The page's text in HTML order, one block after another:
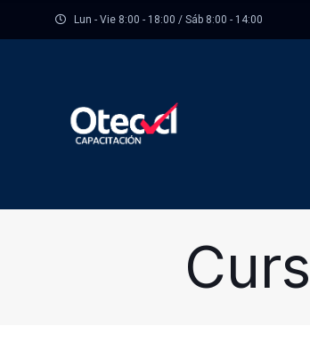
Lun - Vie 8:00 - 18:00 / Sáb 8:00 - 14:00